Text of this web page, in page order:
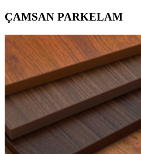
ÇAMSAN PARKELAM